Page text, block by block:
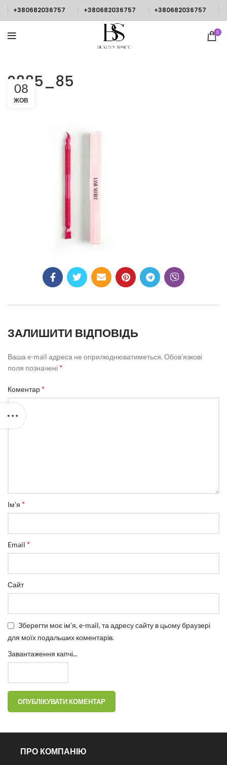
+380682036757 +380682036757 +380682036757
0
2885_85
08
ЖОВ
ЗАЛИШИТИ ВІДПОВІДЬ
Ваша e-mail адреса не оприлюднюватиметься. Обов’язкові
поля позначені *
Коментар *
Ім'я *
Email *
Сайт
Зберегти моє ім'я, e-mail, та адресу сайту в цьому браузері
для моїх подальших коментарів.
Завантаження капчі...
ПРО КОМПАНІЮ